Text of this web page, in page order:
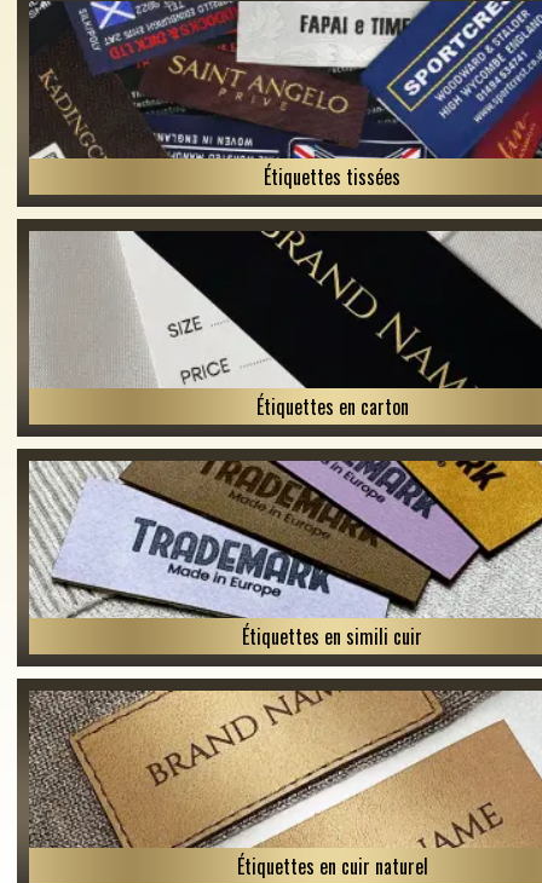
Étiquettes tissées
Étiquettes en carton
Étiquettes en simili cuir
Étiquettes en cuir naturel